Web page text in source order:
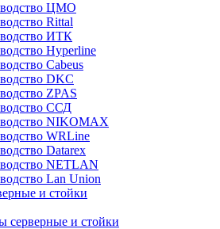
ЦМО
Rittal
ИТК
Hyperline
Cabeus
DKC
ZPAS
ССД
NIKOMAX
WRLine
Datarex
NETLAN
Lan Union
и стойки
серверные и стойки